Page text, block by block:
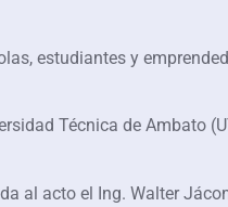
estudiantes y
Técnica de Ambato
al acto el Ing. Walter